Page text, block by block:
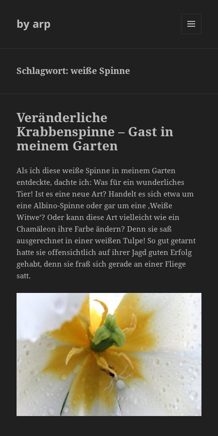
by arp
Schlagwort:weiße Spinne
Veränderliche
Krabbenspinne – Gast in
meinem Garten
Als ich diese weiße Spinne in meinem Garten
entdeckte, dachte ich: Was für ein wunderliches
Tier! Ist es eine neue Art? Handelt es sich etwa um
eine Albino-Spinne oder gar um eine ‚Weiße
Witwe‘? Oder kann diese Art vielleicht wie ein
Chamäleon ihre Farbe ändern? Denn sie saß
ausgerechnet in einer weißen Tulpe! So gut getarnt
hatte sie offensichtlich auf ihrer Jagd guten Erfolg
gehabt, denn sie fraß sich gerade an einer Fliege
satt.